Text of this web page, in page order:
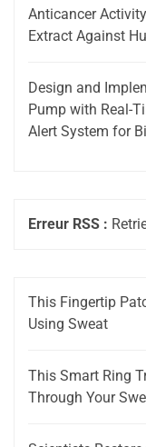
Anticancer
Extract Against
Design and
Pump with Real-
Alert System for
Erreur RSS :
This Fingertip
Using Sweat
This Smart Ring
Through Your